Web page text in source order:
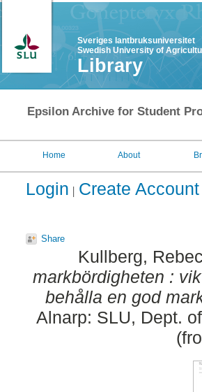
Sveriges lantbruksuniversitet
Swedish University of
Library
Epsilon Archive for Student
Home About
Login Create Account
Share
Kullberg,
markbördigheten :
behålla en god
Alnarp: SLU, Dept.